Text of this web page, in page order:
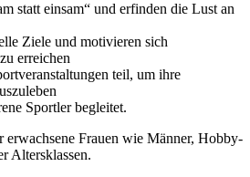
statt einsam“ und erfinden die Lust an
Ziele und motivieren sich
erreichen
teil, um ihre
Sportler begleitet.
Frauen wie Männer, Hobby-
Altersklassen.